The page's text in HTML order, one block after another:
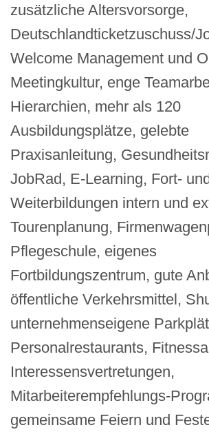
zusätzliche Altersvorsorge,
Deutschlandticketzuschuss/
Welcome Management und
Meetingkultur, enge
Hierarchien, mehr als 120
Ausbildungsplätze, gelebte
Praxisanleitung,
JobRad, E-Learning, Fort-
Weiterbildungen intern und
Tourenplanung,
Pflegeschule, eigenes
Fortbildungszentrum, gute
öffentliche Verkehrsmittel,
unternehmenseigene
Personalrestaurants,
Interessensvertretungen,
Mitarbeiterempfehlungs-
gemeinsame Feiern und